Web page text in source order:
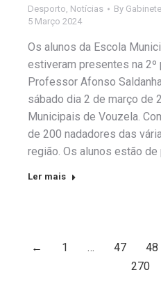
Desporto, Notícias By
5 Março 2024
Os alunos da Escola
estiveram presentes na 2º
Professor Afonso
sábado dia 2 de março de
Municipais de Vouzela.
de 200 nadadores das
região. Os alunos estão
Ler mais
← 1 … 47 48
270